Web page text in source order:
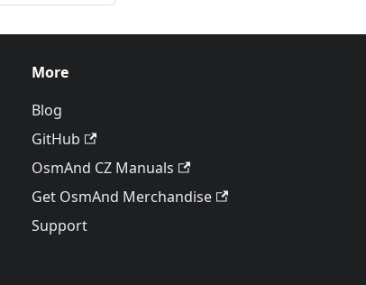
More
Blog
GitHub
OsmAnd CZ Manuals
Get OsmAnd Merchandise
Support